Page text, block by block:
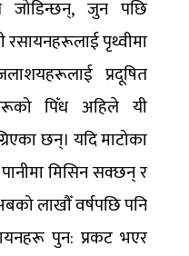
जोडिन्छन्, जुन पछि
रसायनहरूलाई पृथ्वीमा
प्रदूषित
पिँध अहिले यी
छन्। यदि माटोका
मिसिन सक्छन् र
लाखौँ वर्षपछि पनि
पुन: प्रकट भएर